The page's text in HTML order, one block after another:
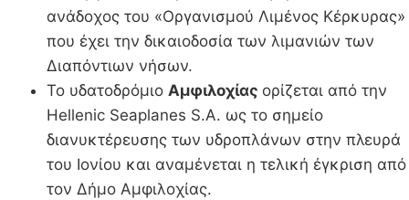
ανάδοχος του «Οργανισμού Λιμένος Κέρκυρας»
που έχει την δικαιοδοσία των λιμανιών των
Διαπόντιων νήσων.
Το υδατοδρόμιο Αμφιλοχίας ορίζεται από την
Hellenic Seaplanes S.A. ως το σημείο
διανυκτέρευσης των υδροπλάνων στην πλευρά
του Ιονίου και αναμένεται η τελική έγκριση από
τον Δήμο Αμφιλοχίας.